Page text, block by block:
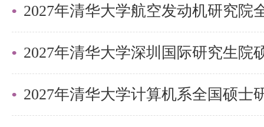
2027年清华大学深圳国际研究生院